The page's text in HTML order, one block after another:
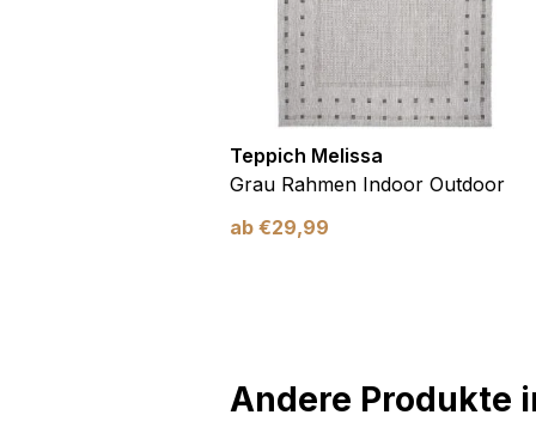
Teppich Melissa
Grau Rahmen Indoor Outdoor
ab €29,99
Andere Produkte